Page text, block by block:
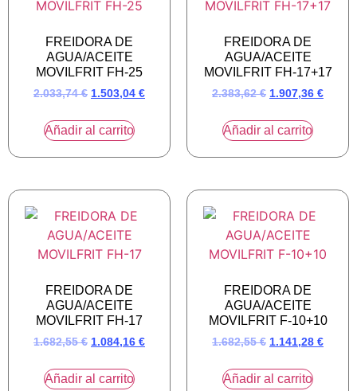
FREIDORA DE
AGUA/ACEITE
MOVILFRIT FH-25
2.033,74€ 1.503,04 €
Añadir al carrito
FREIDORA DE
AGUA/ACEITE
MOVILFRIT FH-17+17
2.383,62€ 1.907,36 €
Añadir al carrito
FREIDORA DE
AGUA/ACEITE
MOVILFRIT FH-17
1.682,55€ 1.084,16 €
Añadir al carrito
FREIDORA DE
AGUA/ACEITE
MOVILFRIT F-10+10
1.682,55€ 1.141,28 €
Añadir al carrito